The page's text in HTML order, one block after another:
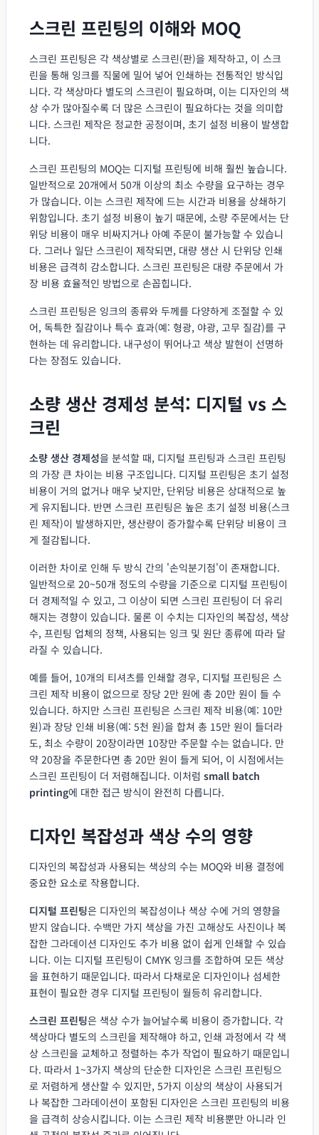
스크린 프린팅의 이해와 MOQ
스크린 프린팅은 각 색상별로 스크린(판)을 제작하고, 이 스크
린을 통해 잉크를 직물에 밀어 넣어 인쇄하는 전통적인 방식입
니다. 각 색상마다 별도의 스크린이 필요하며, 이는 디자인의 색
상 수가 많아질수록 더 많은 스크린이 필요하다는 것을 의미합
니다. 스크린 제작은 정교한 공정이며, 초기 설정 비용이 발생합
니다.
스크린 프린팅의 MOQ는 디지털 프린팅에 비해 훨씬 높습니다.
일반적으로 20개에서 50개 이상의 최소 수량을 요구하는 경우
가 많습니다. 이는 스크린 제작에 드는 시간과 비용을 상쇄하기
위함입니다. 초기 설정 비용이 높기 때문에, 소량 주문에서는 단
위당 비용이 매우 비싸지거나 아예 주문이 불가능할 수 있습니
다. 그러나 일단 스크린이 제작되면, 대량 생산 시 단위당 인쇄
비용은 급격히 감소합니다. 스크린 프린팅은 대량 주문에서 가
장 비용 효율적인 방법으로 손꼽힙니다.
스크린 프린팅은 잉크의 종류와 두께를 다양하게 조절할 수 있
어, 독특한 질감이나 특수 효과(예: 형광, 야광, 고무 질감)를 구
현하는 데 유리합니다. 내구성이 뛰어나고 색상 발현이 선명하
다는 장점도 있습니다.
소량 생산 경제성 분석: 디지털 vs 스
크린
소량 생산 경제성을 분석할 때, 디지털 프린팅과 스크린 프린팅
의 가장 큰 차이는 비용 구조입니다. 디지털 프린팅은 초기 설정
비용이 거의 없거나 매우 낮지만, 단위당 비용은 상대적으로 높
게 유지됩니다. 반면 스크린 프린팅은 높은 초기 설정 비용(스크
린 제작)이 발생하지만, 생산량이 증가할수록 단위당 비용이 크
게 절감됩니다.
이러한 차이로 인해 두 방식 간의 '손익분기점'이 존재합니다.
일반적으로 20~50개 정도의 수량을 기준으로 디지털 프린팅이
더 경제적일 수 있고, 그 이상이 되면 스크린 프린팅이 더 유리
해지는 경향이 있습니다. 물론 이 수치는 디자인의 복잡성, 색상
수, 프린팅 업체의 정책, 사용되는 잉크 및 원단 종류에 따라 달
라질 수 있습니다.
예를 들어, 10개의 티셔츠를 인쇄할 경우, 디지털 프린팅은 스
크린 제작 비용이 없으므로 장당 2만 원에 총 20만 원이 들 수
있습니다. 하지만 스크린 프린팅은 스크린 제작 비용(예: 10만
원)과 장당 인쇄 비용(예: 5천 원)을 합쳐 총 15만 원이 들더라
도, 최소 수량이 20장이라면 10장만 주문할 수는 없습니다. 만
약 20장을 주문한다면 총 20만 원이 들게 되어, 이 시점에서는
스크린 프린팅이 더 저렴해집니다. 이처럼 small batch
printing에 대한 접근 방식이 완전히 다릅니다.
디자인 복잡성과 색상 수의 영향
디자인의 복잡성과 사용되는 색상의 수는 MOQ와 비용 결정에
중요한 요소로 작용합니다.
디지털 프린팅은 디자인의 복잡성이나 색상 수에 거의 영향을
받지 않습니다. 수백만 가지 색상을 가진 고해상도 사진이나 복
잡한 그라데이션 디자인도 추가 비용 없이 쉽게 인쇄할 수 있습
니다. 이는 디지털 프린팅이 CMYK 잉크를 조합하여 모든 색상
을 표현하기 때문입니다. 따라서 다채로운 디자인이나 섬세한
표현이 필요한 경우 디지털 프린팅이 월등히 유리합니다.
스크린 프린팅은 색상 수가 늘어날수록 비용이 증가합니다. 각
색상마다 별도의 스크린을 제작해야 하고, 인쇄 과정에서 각 색
상 스크린을 교체하고 정렬하는 추가 작업이 필요하기 때문입니
다. 따라서 1~3가지 색상의 단순한 디자인은 스크린 프린팅으
로 저렴하게 생산할 수 있지만, 5가지 이상의 색상이 사용되거
나 복잡한 그라데이션이 포함된 디자인은 스크린 프린팅의 비용
을 급격히 상승시킵니다. 이는 스크린 제작 비용뿐만 아니라 인